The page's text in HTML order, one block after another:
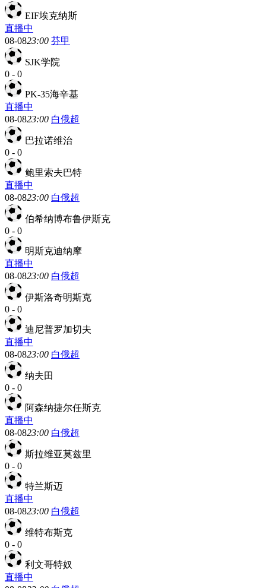
EIF埃克纳斯
直播中
08-0823:00 芬甲
SJK学院
0 - 0
PK-35海辛基
直播中
08-0823:00 白俄超
巴拉诺维治
0 - 0
鲍里索夫巴特
直播中
08-0823:00 白俄超
伯希纳博布鲁伊斯克
0 - 0
明斯克迪纳摩
直播中
08-0823:00 白俄超
伊斯洛奇明斯克
0 - 0
迪尼普罗加切夫
直播中
08-0823:00 白俄超
纳夫田
0 - 0
阿森纳捷尔任斯克
直播中
08-0823:00 白俄超
斯拉维亚莫兹里
0 - 0
特兰斯迈
直播中
08-0823:00 白俄超
维特布斯克
0 - 0
利文哥特奴
直播中